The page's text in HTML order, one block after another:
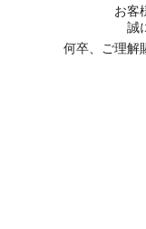
お客
誠
何卒、ご理解